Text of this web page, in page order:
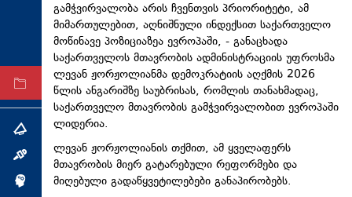
ტექნოლოგიები
ტაბლოიდი
არქივი
თემა
ინტერვიუ
ინქვიზიცია
გამჭვირვალობა არის ჩვენთვის პრიორიტეტი, ამ
მიმართულებით, აღნიშნული ინდექსით საქართველო
მოწინავე პოზიციაზეა ევროპაში, - განაცხადა
საქართველოს მთავრობის ადმინისტრაციის უფროსმა
ლევან ჟორჟოლიანმა დემოკრატიის აღქმის 2026
წლის ანგარიშზე საუბრისას, რომლის თანახმადაც,
საქართველო მთავრობის გამჭვირვალობით ევროპაში
ლიდერია.
ლევან ჟორჟოლიანის თქმით, ამ ყველაფერს
მთავრობის მიერ გატარებული რეფორმები და
მიღებული გადაწყვეტილებები განაპირობებს.